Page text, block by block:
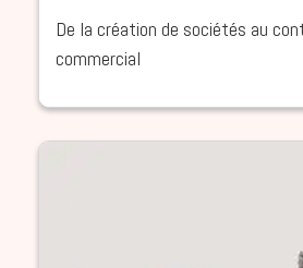
De la création de sociétés au
commercial